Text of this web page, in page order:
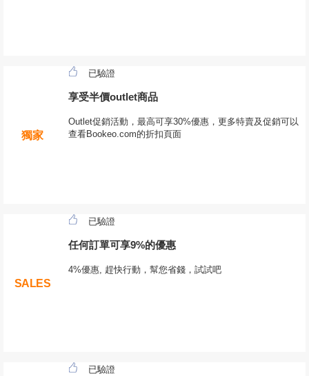
獨家
已驗證
享受半價outlet商品
Outlet促銷活動，最高可享30%優惠，更多特賣及促銷可以
查看Bookeo.com的折扣頁面
SALES
已驗證
任何訂單可享9%的優惠
4%優惠, 趕快行動，幫您省錢，試試吧
已驗證